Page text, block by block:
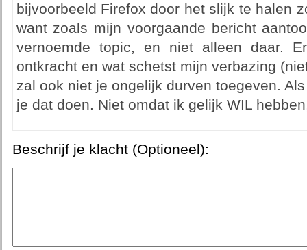
bijvoorbeeld Firefox door het slijk te halen
want zoals mijn voorgaande bericht
vernoemde topic, en niet alleen daar.
ontkracht en wat schetst mijn verbazing
zal ook niet je ongelijk durven toegeven.
je dat doen. Niet omdat ik gelijk WIL
Beschrijf je klacht (Optioneel):